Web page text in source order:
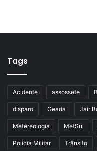
Tags
Acidente assossete
disparo Geada Jair
Metereologia MetSul
Policia Militar Trânsito